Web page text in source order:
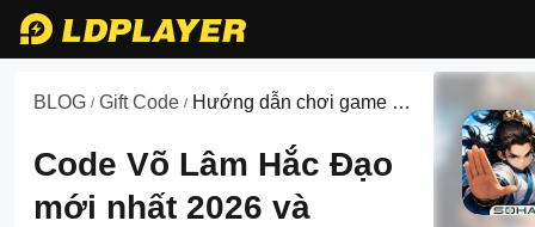
BLOG / Gift Code / Hướng dẫn chơi game về
Code Võ Lâm Hắc Đạo
mới nhất 2026 và